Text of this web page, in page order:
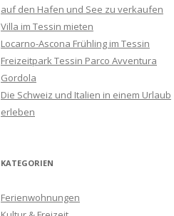
auf den Hafen und See zu verkaufen
Villa im Tessin mieten
Locarno-Ascona Frühling im Tessin
Freizeitpark Tessin Parco Avventura
Gordola
Die Schweiz und Italien in einem Urlaub
erleben
KATEGORIEN
Ferienwohnungen